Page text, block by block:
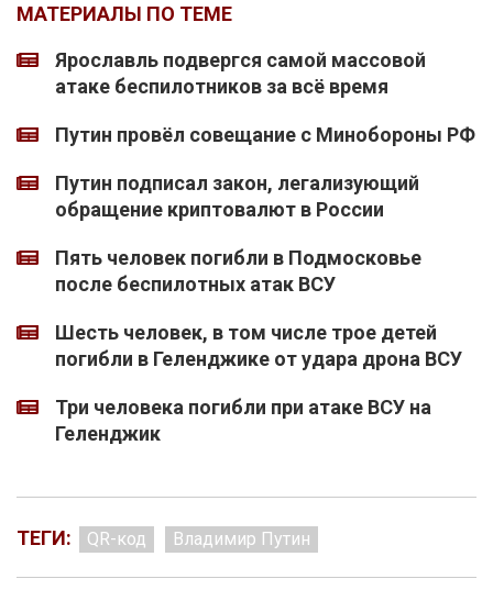
МАТЕРИАЛЫ ПО ТЕМЕ
Ярославль подвергся самой массовой
атаке беспилотников за всё время
Путин провёл совещание с Минобороны РФ
Путин подписал закон, легализующий
обращение криптовалют в России
Пять человек погибли в Подмосковье
после беспилотных атак ВСУ
Шесть человек, в том числе трое детей
погибли в Геленджике от удара дрона ВСУ
Три человека погибли при атаке ВСУ на
Геленджик
ТЕГИ: QR-код Владимир Путин